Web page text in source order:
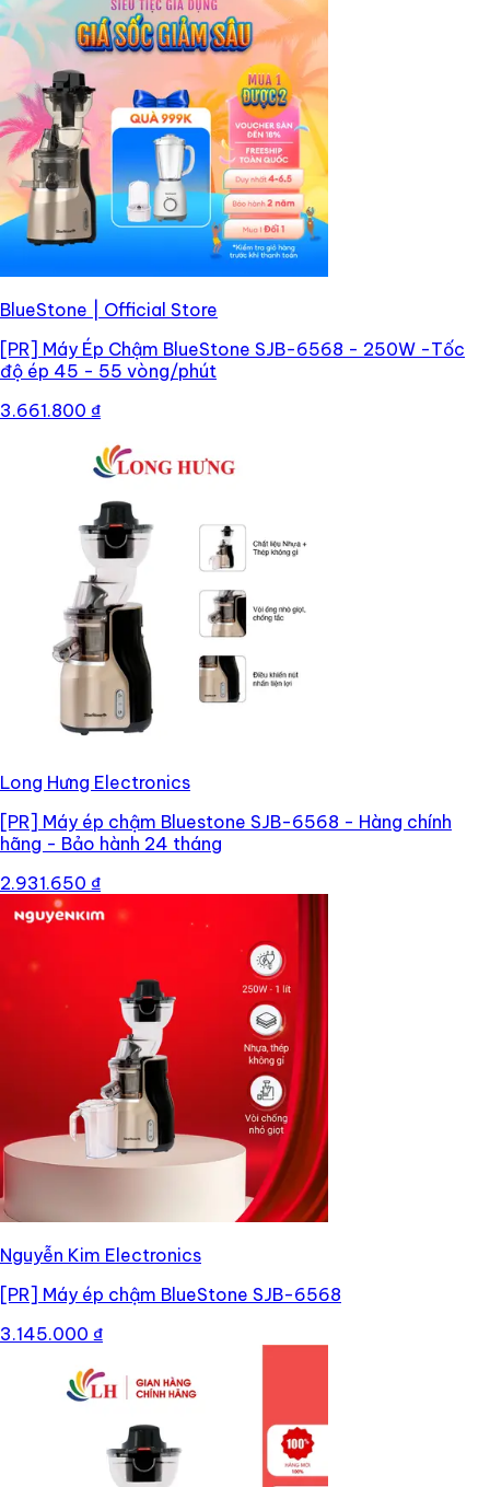
BlueStone | Official Store
[PR] Máy Ép Chậm BlueStone SJB-6568 - 250W -Tốc
độ ép 45 - 55 vòng/phút
3.661.800 ₫
Long Hưng Electronics
[PR] Máy ép chậm Bluestone SJB-6568 - Hàng chính
hãng - Bảo hành 24 tháng
2.931.650 ₫
Nguyễn Kim Electronics
[PR] Máy ép chậm BlueStone SJB-6568
3.145.000 ₫